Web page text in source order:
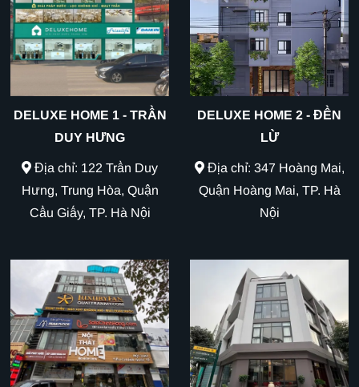
DELUXE HOME 1 - TRẦN
DUY HƯNG
Địa chỉ: 122 Trần Duy
Hưng, Trung Hòa, Quận
Cầu Giấy, TP. Hà Nội
DELUXE HOME 2 - ĐỀN
LỪ
Địa chỉ: 347 Hoàng Mai,
Quận Hoàng Mai, TP. Hà
Nội